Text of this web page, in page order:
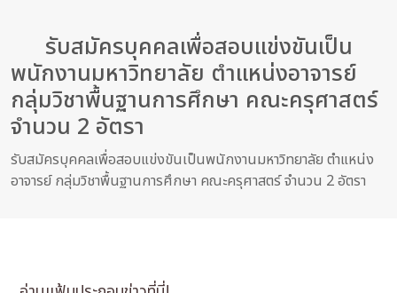
รับสมัครบุคคลเพื่อสอบแข่งขันเป็น
พนักงานมหาวิทยาลัย ตำแหน่งอาจารย์
กลุ่มวิชาพื้นฐานการศึกษา คณะครุศาสตร์
จำนวน 2 อัตรา
รับสมัครบุคคลเพื่อสอบแข่งขันเป็นพนักงานมหาวิทยาลัย ตำแหน่ง
อาจารย์ กลุ่มวิชาพื้นฐานการศึกษา คณะครุศาสตร์ จำนวน 2 อัตรา